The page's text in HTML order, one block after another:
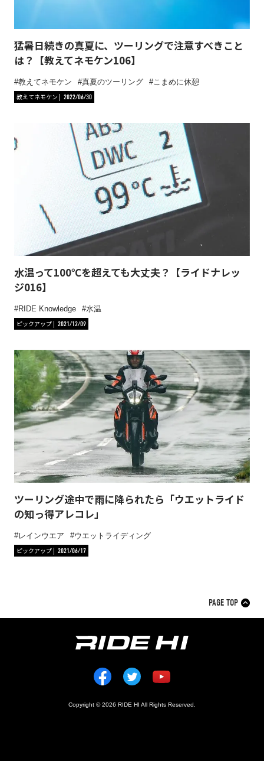
猛暑日続きの真夏に、ツーリングで注意すべきこと
は？【教えてネモケン106】
教えてネモケン 真夏のツーリング
こまめに休憩
教えてネモケン
2022/06/30
水温って100℃を超えても大丈夫？【ライドナレッ
ジ016】
RIDE Knowledge
水温
ピックアップ
2021/12/09
ツーリング途中で雨に降られたら「ウエットライド
の知っ得アレコレ」
レインウエア
ウエットライディング
ピックアップ
2021/06/17
Copyright © 2026 RIDE HI All Rights Reserved.
PAGE TOP